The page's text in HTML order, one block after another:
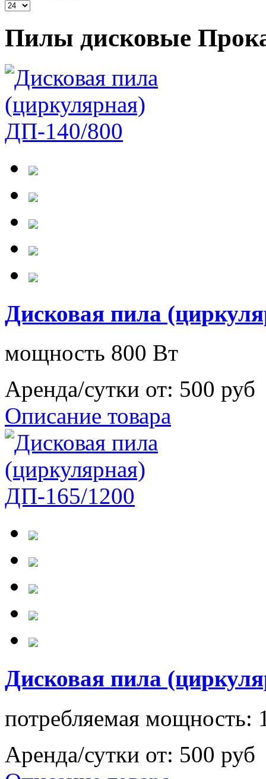
Пилы дисковые
Дисковая пила
мощность 800 Вт
Аренда/сутки от: 500 руб
Описание товара
Дисковая пила
потребляемая мощность:
Аренда/сутки от: 500 руб